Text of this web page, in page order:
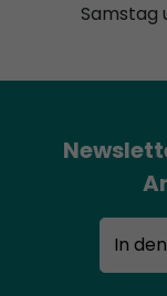
Samstag
In